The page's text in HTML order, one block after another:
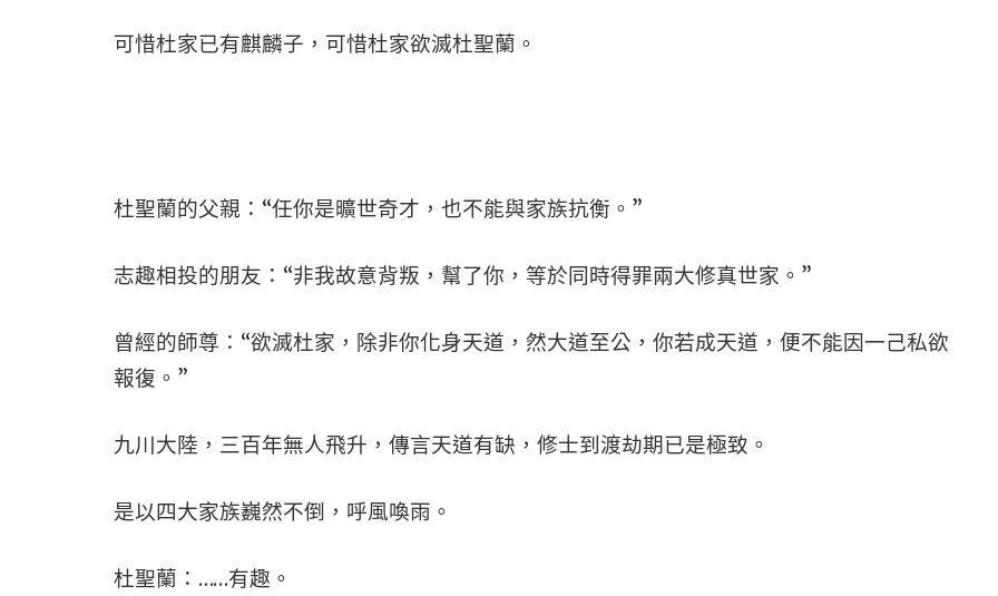
可惜杜家已有麒麟子，可惜杜家欲滅杜聖蘭。
杜聖蘭的父親：“任你是曠世奇才，也不能與家族抗衡。”
志趣相投的朋友：“非我故意背叛，幫了你，等於同時得罪兩大修真世家。”
曾經的師尊：“欲滅杜家，除非你化身天道，然大道至公，你若成天道，便不能因一己私欲
報復。”
九川大陸，三百年無人飛升，傳言天道有缺，修士到渡劫期已是極致。
是以四大家族巍然不倒，呼風喚雨。
杜聖蘭：……有趣。